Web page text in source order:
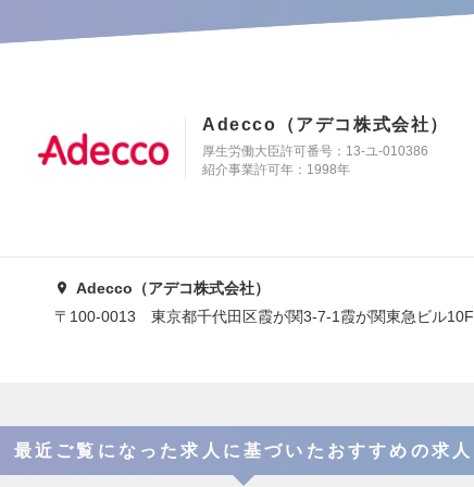
Adecco（アデコ株式会社）
厚生労働大臣許可番号：13-ユ-010386
紹介事業許可年：1998年
Adecco（アデコ株式会社）
〒100-0013 東京都千代田区霞が関3-7-1霞が関東急ビル10F
最近ご覧になった求人に基づいたおすすめの求人